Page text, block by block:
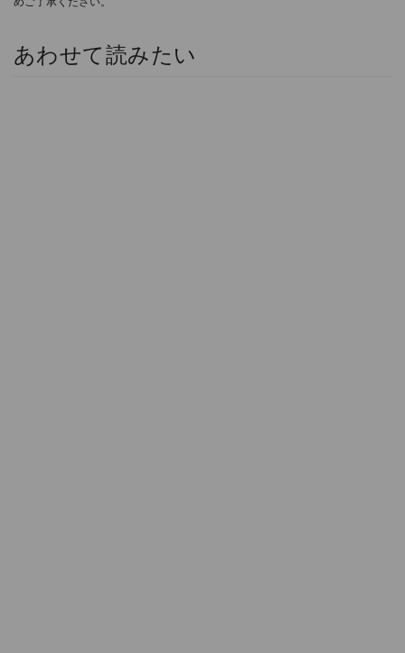
あわせて読みたい